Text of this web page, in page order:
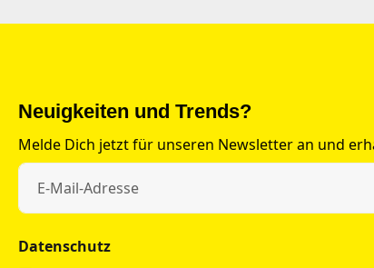
Neuigkeiten und Trends?
Melde Dich jetzt für unseren Newsletter an und
Datenschutz